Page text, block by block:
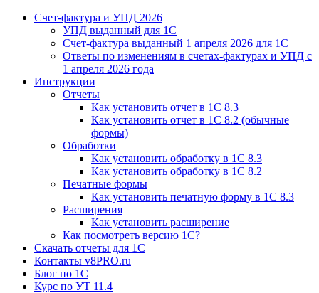
Счет-фактура и УПД 2026
УПД выданный для 1C
Счет-фактура выданный 1 апреля 2026 для 1C
Ответы по изменениям в счетах-фактурах и УПД с
1 апреля 2026 года
Инструкции
Отчеты
Как установить отчет в 1С 8.3
Как установить отчет в 1С 8.2 (обычные
формы)
Обработки
Как установить обработку в 1С 8.3
Как установить обработку в 1С 8.2
Печатные формы
Как установить печатную форму в 1С 8.3
Расширения
Как установить расширение
Как посмотреть версию 1С?
Скачать отчеты для 1С
Контакты v8PRO.ru
Блог по 1С
Курс по УТ 11.4